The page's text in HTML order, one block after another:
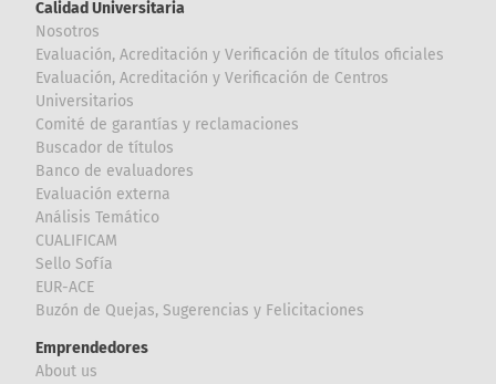
Calidad Universitaria
Nosotros
Evaluación, Acreditación y Verificación de títulos oficiales
Evaluación, Acreditación y Verificación de Centros
Universitarios
Comité de garantías y reclamaciones
Buscador de títulos
Banco de evaluadores
Evaluación externa
Análisis Temático
CUALIFICAM
Sello Sofía
EUR-ACE
Buzón de Quejas, Sugerencias y Felicitaciones
Emprendedores
About us